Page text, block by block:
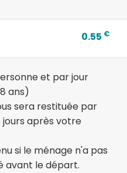
0.55 €
et par jour
ans)
sera restituée par
jours après votre
si le ménage n'a pas
le départ.